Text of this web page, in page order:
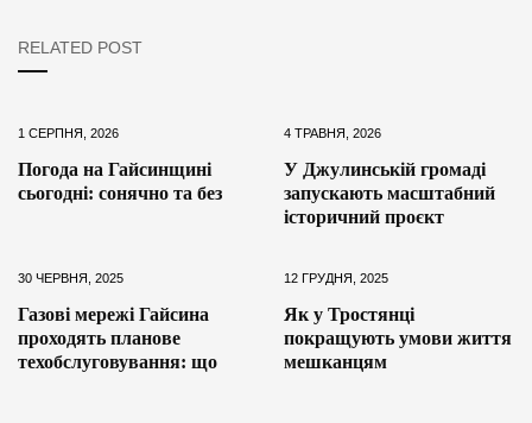
RELATED POST
1 СЕРПНЯ, 2026
Погода на Гайсинщині
сьогодні: сонячно та без
4 ТРАВНЯ, 2026
У Джулинській громаді
запускають масштабний
історичний проєкт
30 ЧЕРВНЯ, 2025
Газові мережі Гайсина
проходять планове
техобслуговування: що
12 ГРУДНЯ, 2025
Як у Тростянці
покращують умови життя
мешканцям